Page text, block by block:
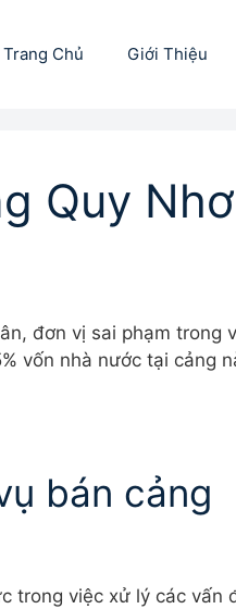
Trang Chủ Giới Thiệu
Quy
đơn vị sai phạm trong
vốn nhà nước tại cảng
bán cảng
trong việc xử lý các vấn